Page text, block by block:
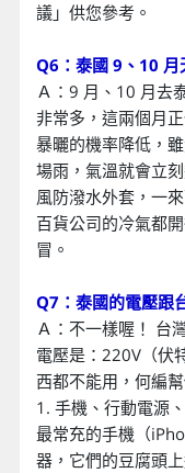
議」供您參考。
Q6：泰國 9、10 月
Ａ：9 月、10 月去
非常多，這兩個月
暴曬的機率降低，
場雨，氣溫就會立
風防潑水外套，一
百貨公司的冷氣都
冒。
Q7：泰國的電壓跟
Ａ：不一樣喔！ 台
電壓是：220V（伏
西都不能用，何編
1. 手機、行動電源
最常充的手機（
器，它們的豆腐頭